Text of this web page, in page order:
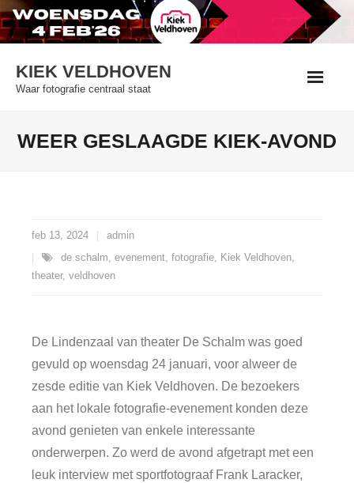
Skip
to
KIEK VELDHOVEN
Waar fotografie centraal staat
WEER GESLAAGDE KIEK-AVOND
feb 13, 2024
admin
de schalm, evenement, fotografie, Kiek Veldhoven,
theater, veldhoven
De Lindenzaal van theater De Schalm was goed
gevuld op woensdag 24 januari, voor alweer de
zesde editie van Kiek Veldhoven. De bezoekers
aan het lokale fotografie-evenement konden deze
avond genieten van enkele interessante
onderwerpen. Zo werd de avond afgetrapt met een
leuk interview met sportfotograaf Frank Laracker,